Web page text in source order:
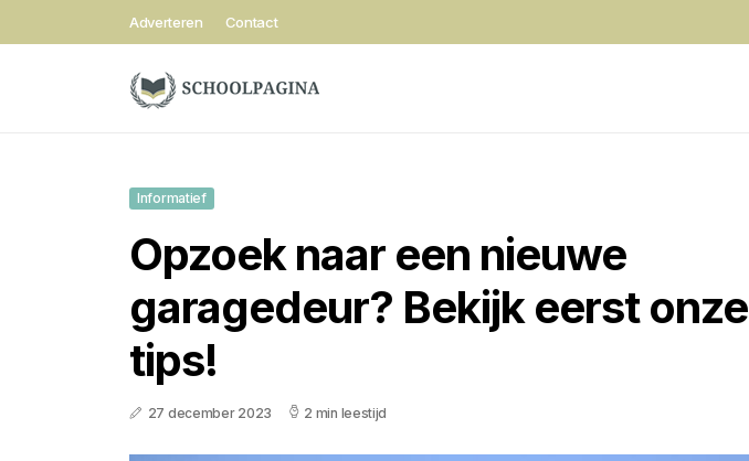
Adverteren Contact
Informatief
Opzoek naar een nieuwe
garagedeur? Bekijk eerst onze
tips!
27 december 2023 2 min leestijd